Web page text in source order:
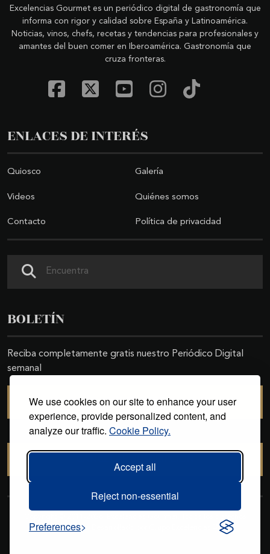
We use cookies on our site to enhance your user
experience, provide personalized content, and
analyze our traffic. Cookie Policy.
Accept all
Reject non-essential
Preferences
Excelencias Gourmet es un periódico digital de gastronomía que
informa con rigor y calidad sobre España y Latinoamérica.
Noticias, vinos, chefs, recetas y tendencias para profesionales y
amantes del buen comer en Iberoamérica. Gastronomía que
cruza fronteras.
ENLACES DE INTERÉS
Quiosco Galería
Videos Quiénes somos
Contacto Política de privacidad
BOLETÍN
Reciba completamente gratis nuestro Periódico Digital
semanal
SUSCRIBIRSE
reservados. Desarrollado por